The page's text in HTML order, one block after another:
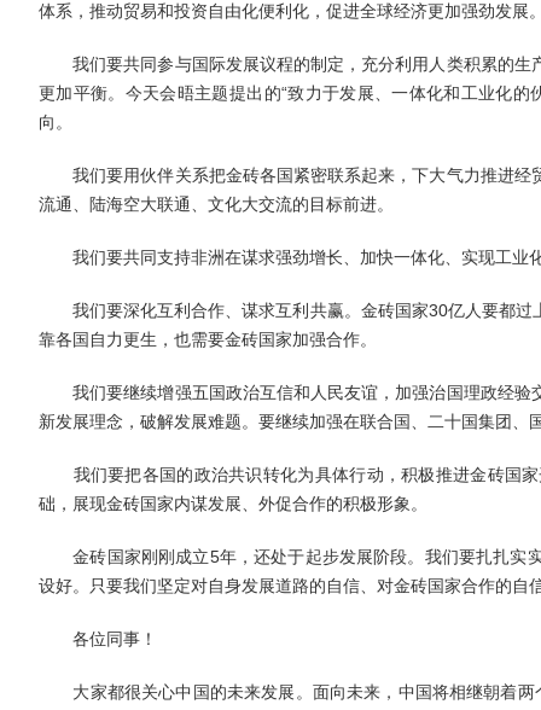
体系，推动贸易和投资自由化便利化，促进全球经济更加强劲发展
我们要共同参与国际发展议程的制定，充分利用人类积累的生
更加平衡。今天会晤主题提出的“致力于发展、一体化和工业化
向。
我们要用伙伴关系把金砖各国紧密联系起来，下大气力推进经
流通、陆海空大联通、文化大交流的目标前进。
我们要共同支持非洲在谋求强劲增长、加快一体化、实现工业
我们要深化互利合作、谋求互利共赢。金砖国家30亿人要都过
靠各国自力更生，也需要金砖国家加强合作。
我们要继续增强五国政治互信和人民友谊，加强治国理政经验
新发展理念，破解发展难题。要继续加强在联合国、二十国集团
我们要把各国的政治共识转化为具体行动，积极推进金砖国家
础，展现金砖国家内谋发展、外促合作的积极形象。
金砖国家刚刚成立5年，还处于起步发展阶段。我们要扎扎实
设好。只要我们坚定对自身发展道路的自信、对金砖国家合作的
各位同事！
大家都很关心中国的未来发展。面向未来，中国将相继朝着两